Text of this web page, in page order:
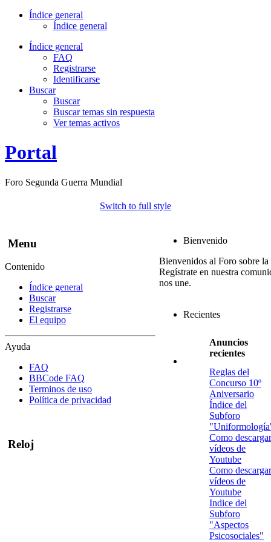
Índice general
Índice general
Índice general
FAQ
Registrarse
Identificarse
Buscar
Buscar
Buscar temas sin respuesta
Ver temas activos
Portal
Foro Segunda Guerra Mundial
Switch to full style
Menu
Contenido
Índice general
Buscar
Registrarse
El equipo
Ayuda
FAQ
BBCode FAQ
Terminos de uso
Política de privacidad
Reloj
Bienvenido
Bienvenidos al Foro sobre
Regístrate en nuestra
nos une.
Recientes
Anuncios
recientes
Reglas del
Concurso 10º
Aniversario
Índice del
Subforo
Como descargar
vídeos de
Youtube
Como descargar
vídeos de
Youtube
Indice del
Subforo
"Aspectos
Psicosociales"